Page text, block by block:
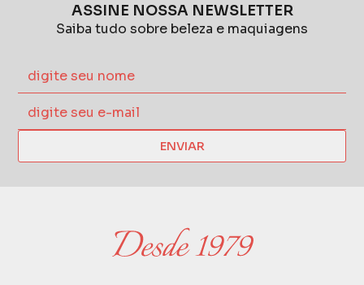
ASSINE NOSSA NEWSLETTER
Saiba tudo sobre beleza e maquiagens
ENVIAR